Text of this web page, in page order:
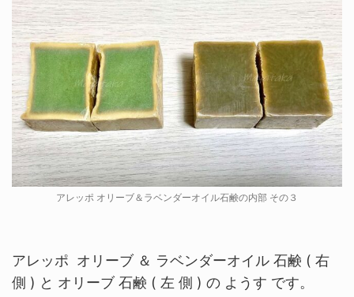
アレッポ オリーブ＆ラベンダーオイル石鹸の内部 その３
アレッポ オリーブ ＆ ラベンダーオイル 石鹸 ( 右
側 ) と オリーブ 石鹸 ( 左 側 ) の ようす です。